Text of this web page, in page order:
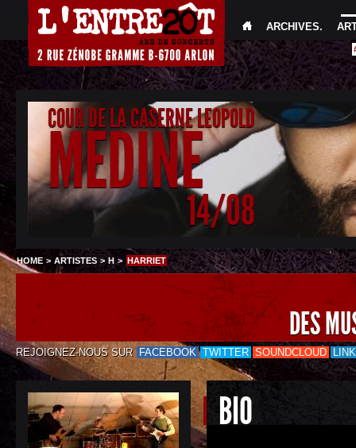
ARCHIVES.
COUR DE LA CASERNE LEOPOLD
MEDINE
14/08
HOME > ARTISTES > H > HARRIET
DES
REJOIGNEZ-NOUS SUR FACEBOOK TWITTER SOUNDCLOUD
BIO